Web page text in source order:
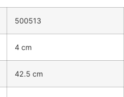
500513
4 cm
42.5 cm